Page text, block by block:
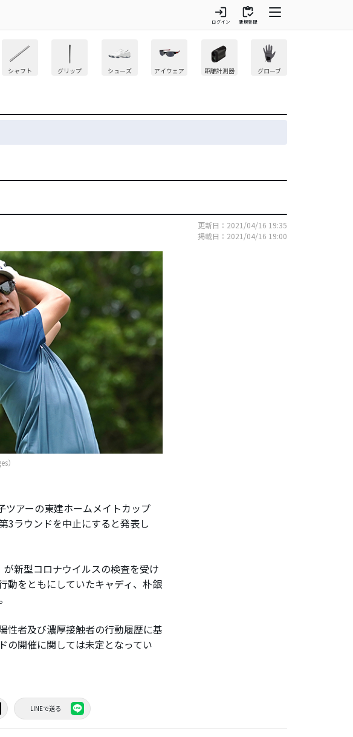
login
ログイン
inventory
新規登録
シャフト グリップ シューズ アイウェア 距離計測器 グローブ
更新日：2021/04/16 19:35
掲載日：2021/04/16 19:00
）
アーの東建ホームメイトカップ
3ラウンドを中止にすると発表し
新型コロナウイルスの検査を受け
動をともにしていたキャディ、朴銀
性者及び濃厚接触者の行動履歴に基
の開催に関しては未定となってい
LINEで送る